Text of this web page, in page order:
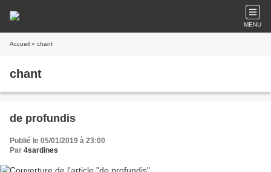
MENU
Accueil » chant
chant
de profundis
Publié le 05/01/2019 à 23:00
Par 4sardines